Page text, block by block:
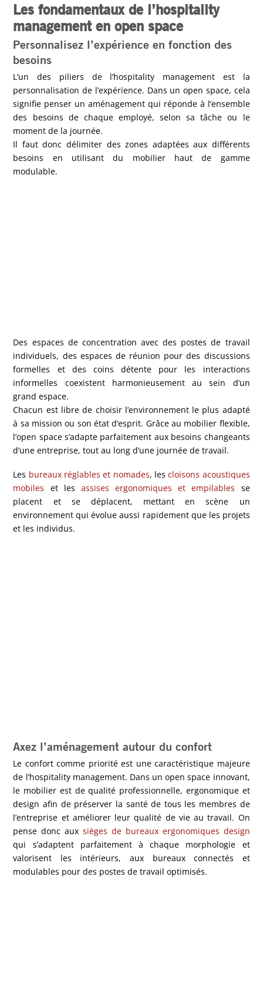
Les fondamentaux de l’hospitality
management en open space
Personnalisez l’expérience en fonction des
besoins
L’un des piliers de l’hospitality management est la
personnalisation de l’expérience. Dans un open space, cela
signifie penser un aménagement qui réponde à l’ensemble
des besoins de chaque employé, selon sa tâche ou le
moment de la journée.
Il faut donc délimiter des zones adaptées aux différents
besoins en utilisant du mobilier haut de gamme
modulable.
Des espaces de concentration avec des postes de travail
individuels, des espaces de réunion pour des discussions
formelles et des coins détente pour les interactions
informelles coexistent harmonieusement au sein d’un
grand espace.
Chacun est libre de choisir l’environnement le plus adapté
à sa mission ou son état d’esprit. Grâce au mobilier flexible,
l’open space s’adapte parfaitement aux besoins changeants
d’une entreprise, tout au long d’une journée de travail.
Les bureaux réglables et nomades, lescloisons acoustiques
mobiles et les assises ergonomiques et empilables se
placent et se déplacent, mettant en scène un
environnement qui évolue aussi rapidement que les projets
et les individus.
Axez l’aménagement autour du confort
Le confort comme priorité est une caractéristique majeure
de l’hospitality management. Dans un open space innovant,
le mobilier est de qualité professionnelle, ergonomique et
design afin de préserver la santé de tous les membres de
l’entreprise et améliorer leur qualité de vie au travail. On
pense donc auxsièges de bureaux ergonomiques design
qui s’adaptent parfaitement à chaque morphologie et
valorisent les intérieurs, aux bureaux connectés et
modulables pour des postes de travail optimisés.